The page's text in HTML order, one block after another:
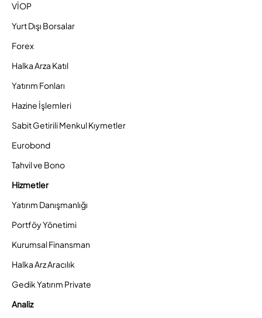
VİOP
Yurt Dışı Borsalar
Forex
Halka Arza Katıl
Yatırım Fonları
Hazine İşlemleri
Sabit Getirili Menkul Kıymetler
Eurobond
Tahvil ve Bono
Hizmetler
Yatırım Danışmanlığı
Portföy Yönetimi
Kurumsal Finansman
Halka Arz Aracılık
Gedik Yatırım Private
Analiz